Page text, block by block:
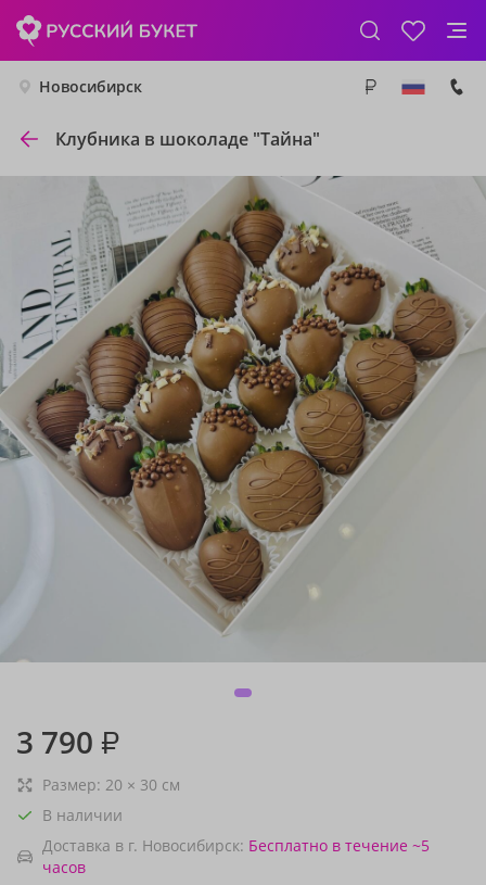
Новосибирск
Клубника в шоколаде "Тайна"
3 790 ₽
Размер: 20 × 30 см
В наличии
Доставка в г. Новосибирск: Бесплатно в течение ~5
часов